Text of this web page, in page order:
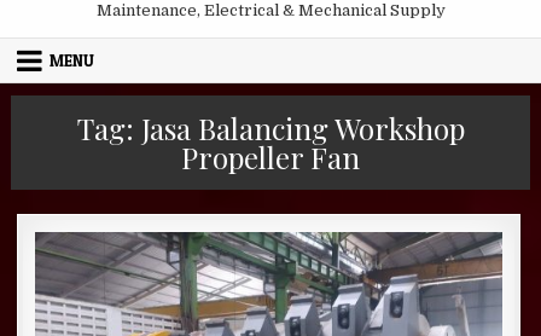
Maintenance, Electrical & Mechanical Supply
MENU
Tag: Jasa Balancing Workshop
Propeller Fan